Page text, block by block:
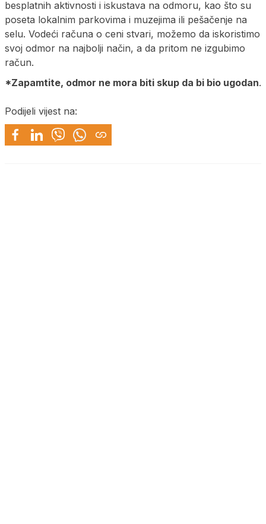
besplatnih aktivnosti i iskustava na odmoru, kao što su
poseta lokalnim parkovima i muzejima ili pešačenje na
selu. Vodeći računa o ceni stvari, možemo da iskoristimo
svoj odmor na najbolji način, a da pritom ne izgubimo
račun.
*Zapamtite, odmor ne mora biti skup da bi bio ugodan.
Podijeli vijest na: